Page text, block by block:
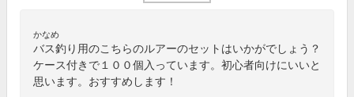
かなめ
バス釣り用のこちらのルアーのセットはいかがでしょう？
ケース付きで１００個入っています。初心者向けにいいと
思います。おすすめします！